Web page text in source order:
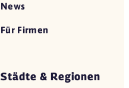
News
Für Firmen
Städte & Regionen